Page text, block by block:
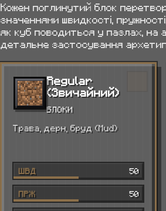
Кожен поглинутий блок
значеннями швидкості,
як куб поводиться у пазлах, на
детальне застосування
Regular
(Звичайний)
БЛОКИ
Трава, дерн, бруд (Mud)
ШВД 50
ПРЖ 50